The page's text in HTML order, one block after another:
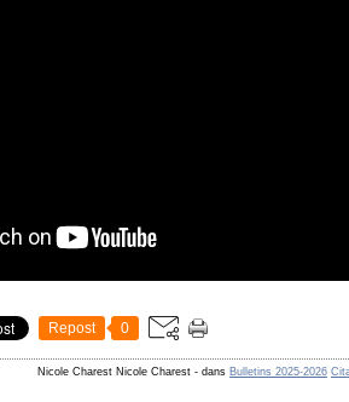
Repost 0
Nicole Charest Nicole Charest - dans Bulletins 2025-2026